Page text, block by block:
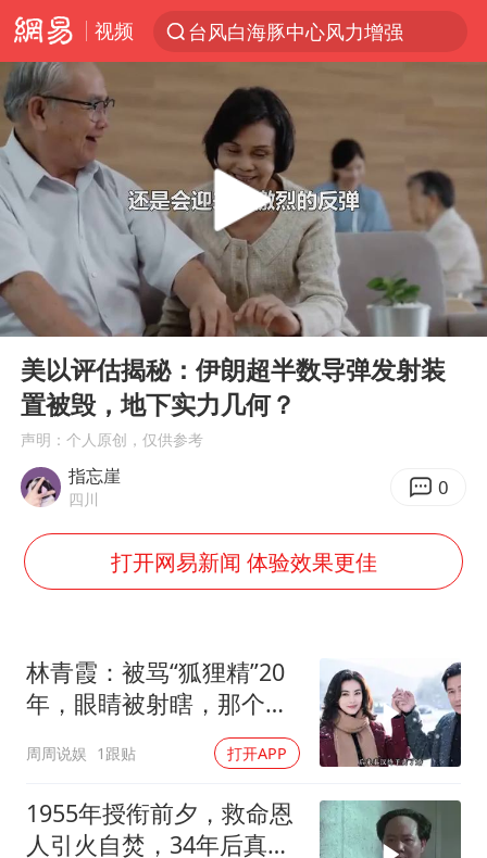
视频
台风白海豚中心风力增强
国防部回应日本试射“战斧”导弹
“立秋的第一杯奶茶”又爆单了
泰国枪击案凶手先杀祖父母后行凶
宇树科技中一签需缴款7.54万元
山东一元代青花杯离奇失踪
台湾海峡南口北上船舶实施交通管制
“新疆阿勒泰八月能滑雪”不实
今日立秋你咬秋了吗
公司“上四休三”但要降薪1000元
东方之约 相约未来
Play
00:00 04:47
美以评估揭秘：伊朗超半数导弹发射装
置被毁，地下实力几何？
声明：个人原创，仅供参考
指忘崖
四川 0
打开网易新闻 体验效果更佳
林青霞：被骂“狐狸精”20
年，眼睛被射瞎，那个男
人只问了一句“谁来出机票
钱？”
周周说娱 1跟贴 打开APP
1955年授衔前夕，救命恩
人引火自焚，34年后真相